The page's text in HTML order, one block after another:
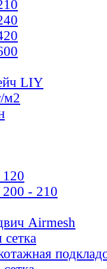
LIY
м2
- 210
Airmesh
сетка